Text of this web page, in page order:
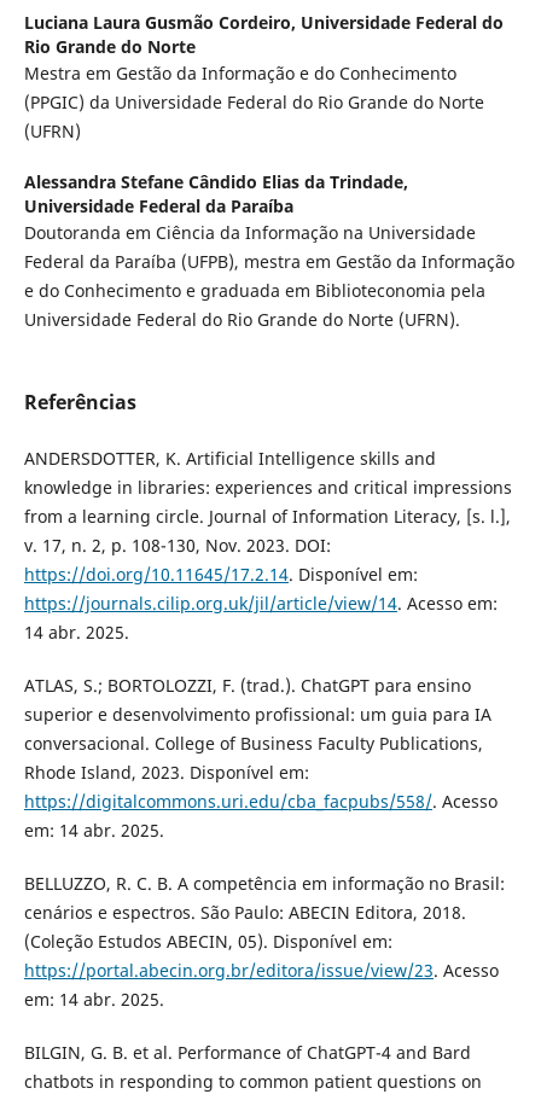
Luciana Laura Gusmão Cordeiro, Universidade Federal do
Rio Grande do Norte
Mestra em Gestão da Informação e do Conhecimento
(PPGIC) da Universidade Federal do Rio Grande do Norte
(UFRN)
Alessandra Stefane Cândido Elias da Trindade,
Universidade Federal da Paraíba
Doutoranda em Ciência da Informação na Universidade
Federal da Paraíba (UFPB), mestra em Gestão da Informação
e do Conhecimento e graduada em Biblioteconomia pela
Universidade Federal do Rio Grande do Norte (UFRN).
Referências
ANDERSDOTTER, K. Artificial Intelligence skills and
knowledge in libraries: experiences and critical impressions
from a learning circle. Journal of Information Literacy, [s. l.],
v. 17, n. 2, p. 108-130, Nov. 2023. DOI:
https://doi.org/10.11645/17.2.14. Disponível em:
https://journals.cilip.org.uk/jil/article/view/14. Acesso em:
14 abr. 2025.
ATLAS, S.; BORTOLOZZI, F. (trad.). ChatGPT para ensino
superior e desenvolvimento profissional: um guia para IA
conversacional. College of Business Faculty Publications,
Rhode Island, 2023. Disponível em:
https://digitalcommons.uri.edu/cba_facpubs/558/. Acesso
em: 14 abr. 2025.
BELLUZZO, R. C. B. A competência em informação no Brasil:
cenários e espectros. São Paulo: ABECIN Editora, 2018.
(Coleção Estudos ABECIN, 05). Disponível em:
https://portal.abecin.org.br/editora/issue/view/23. Acesso
em: 14 abr. 2025.
BILGIN, G. B. et al. Performance of ChatGPT-4 and Bard
chatbots in responding to common patient questions on